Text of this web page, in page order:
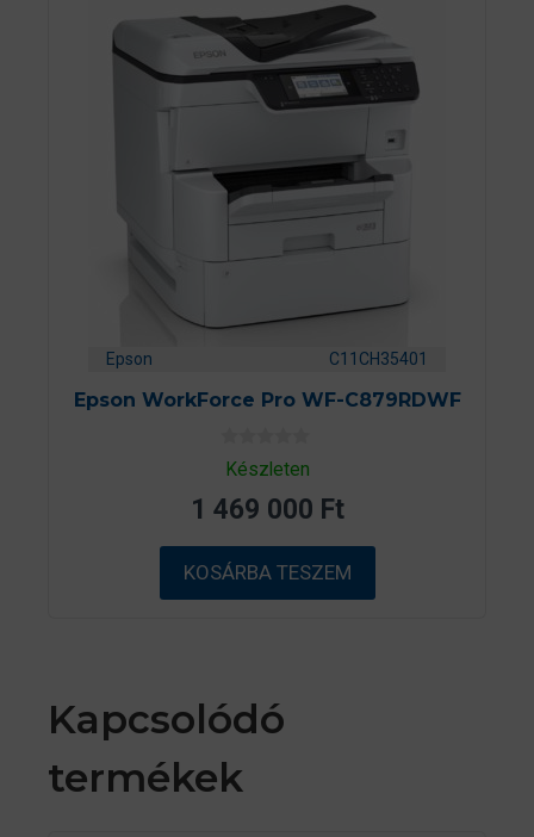
Epson C11CH35401
Epson WorkForce Pro WF-C879RDWF
0
a
5
b
ő
l
Készleten
1 469 000 Ft
KOSÁRBA TESZEM
Kapcsolódó
termékek